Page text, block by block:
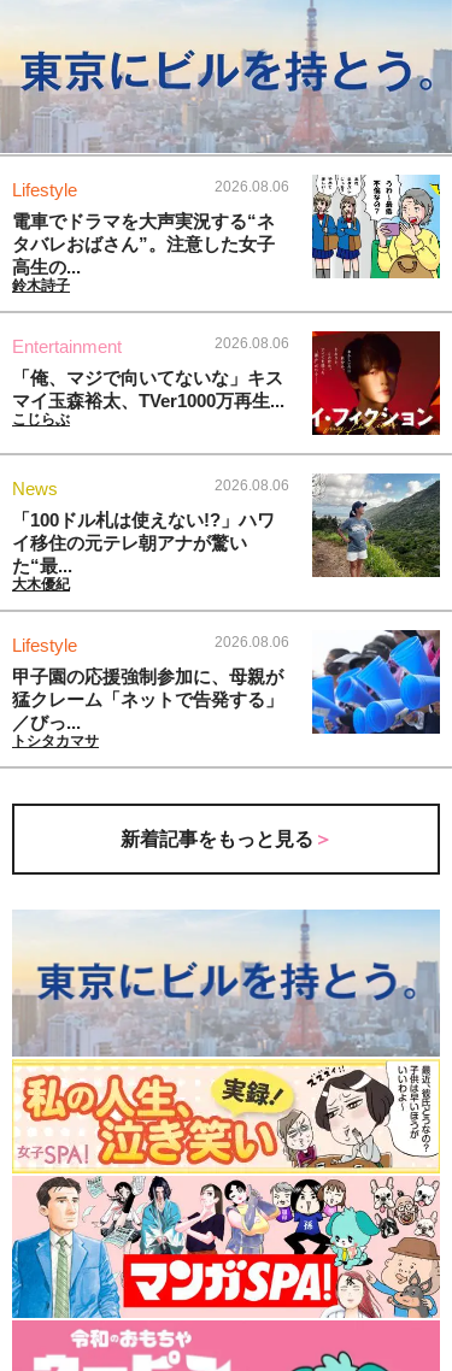
Lifestyle 2026.08.06
電車でドラマを大声実況する“ネ
タバレおばさん”。注意した女子
高生の...
鈴木詩子
Entertainment 2026.08.06
「俺、マジで向いてないな」キス
マイ玉森裕太、TVer1000万再生...
こじらぶ
News 2026.08.06
「100ドル札は使えない!?」ハワ
イ移住の元テレ朝アナが驚い
た“最...
大木優紀
Lifestyle 2026.08.06
甲子園の応援強制参加に、母親が
猛クレーム「ネットで告発する」
／びっ...
トシタカマサ
新着記事をもっと見る